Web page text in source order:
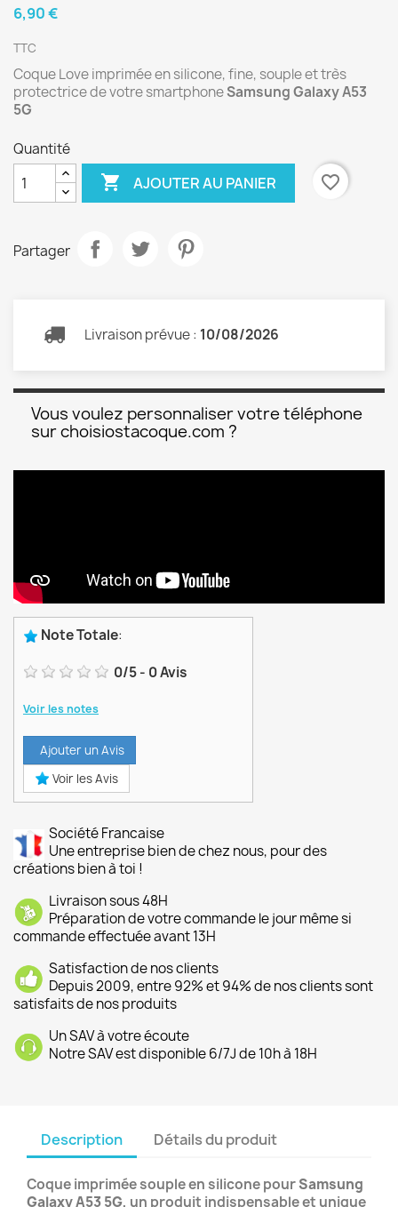
6,90 €
TTC
Coque Love imprimée en silicone, fine, souple et très
protectrice de votre smartphoneSamsung Galaxy A53
5G
Quantité
 AJOUTER AU PANIER favorite_border
Partager
Livraison prévue : 10/08/2026
Vous voulez personnaliser votre téléphone
sur choisiostacoque.com ?
Note Totale:
0/5- 0Avis
Voir les notes
Ajouter un Avis
Voir les Avis
Société Francaise
Une entreprise bien de chez nous, pour des
créations bien à toi !
Livraison sous 48H
Préparation de votre commande le jour même si
commande effectuée avant 13H
Satisfaction de nos clients
Depuis 2009, entre 92% et 94% de nos clients sont
satisfaits de nos produits
Un SAV à votre écoute
Notre SAV est disponible 6/7J de 10h à 18H
Description Détails du produit
Coque imprimée souple en silicone pourSamsung
Galaxy A53 5G, un produit indispensable et unique